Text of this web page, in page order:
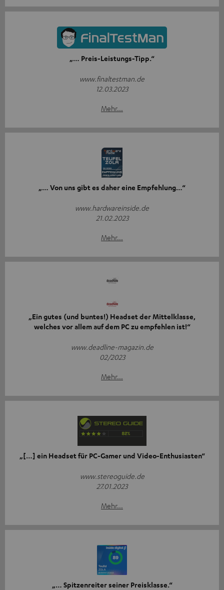
„… Preis-Leistungs-Tipp.“
www.finaltestman.de
12.03.2023
Mehr...
„… Von uns gibt es daher eine Empfehlung…“
www.hardwareinside.de
21.02.2023
Mehr...
„Ein gutes (und buntes!) Headset der Mittelklasse,
welches vor allem auf dem PC zu empfehlen ist!“
www.deadline-magazin.de
02/2023
Mehr...
„[…] ein Headset für PC-Gamer und Video-Enthusiasten“
www.stereoguide.de
27.01.2023
Mehr...
„… Spitzenreiter seiner Preisklasse.“